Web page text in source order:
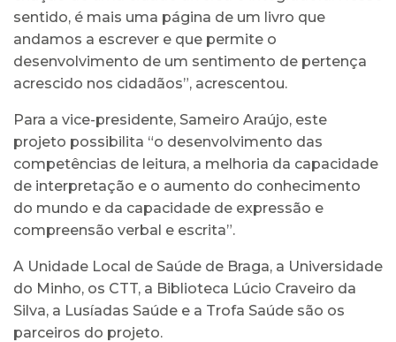
sentido, é mais uma página de um livro que
andamos a escrever e que permite o
desenvolvimento de um sentimento de pertença
acrescido nos cidadãos”, acrescentou.
Para a vice-presidente, Sameiro Araújo, este
projeto possibilita “o desenvolvimento das
competências de leitura, a melhoria da capacidade
de interpretação e o aumento do conhecimento
do mundo e da capacidade de expressão e
compreensão verbal e escrita”.
A Unidade Local de Saúde de Braga, a Universidade
do Minho, os CTT, a Biblioteca Lúcio Craveiro da
Silva, a Lusíadas Saúde e a Trofa Saúde são os
parceiros do projeto.